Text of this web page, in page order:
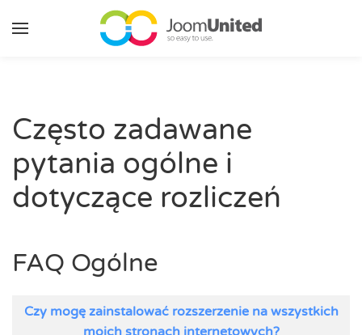
Przejdź do głównej zawartości
Często zadawane
pytania ogólne i
dotyczące rozliczeń
FAQ Ogólne
Artykuły
Tytuł
Czy mogę zainstalować rozszerzenie na wszystkich
moich stronach internetowych?